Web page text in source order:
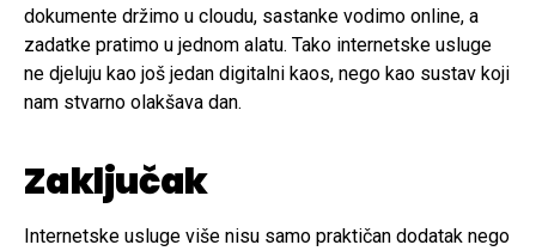
dokumente držimo u cloudu, sastanke vodimo online, a
zadatke pratimo u jednom alatu. Tako internetske usluge
ne djeluju kao još jedan digitalni kaos, nego kao sustav koji
nam stvarno olakšava dan.
Zaključak
Internetske usluge više nisu samo praktičan dodatak nego